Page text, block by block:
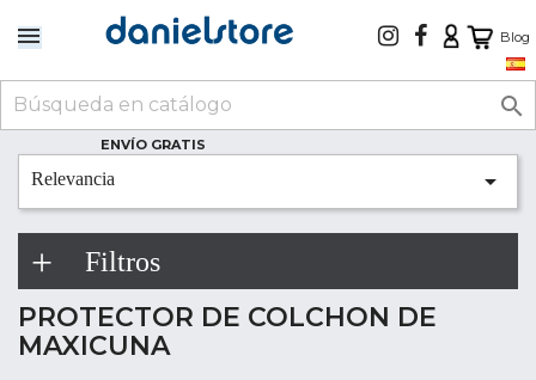
Blog

ENVÍO GRATIS
Relevancia 
Filtros
PROTECTOR DE COLCHON DE
MAXICUNA